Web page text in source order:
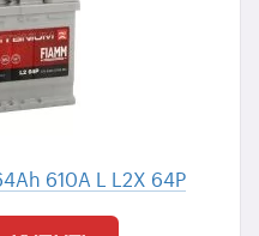
610A L L2X 64P